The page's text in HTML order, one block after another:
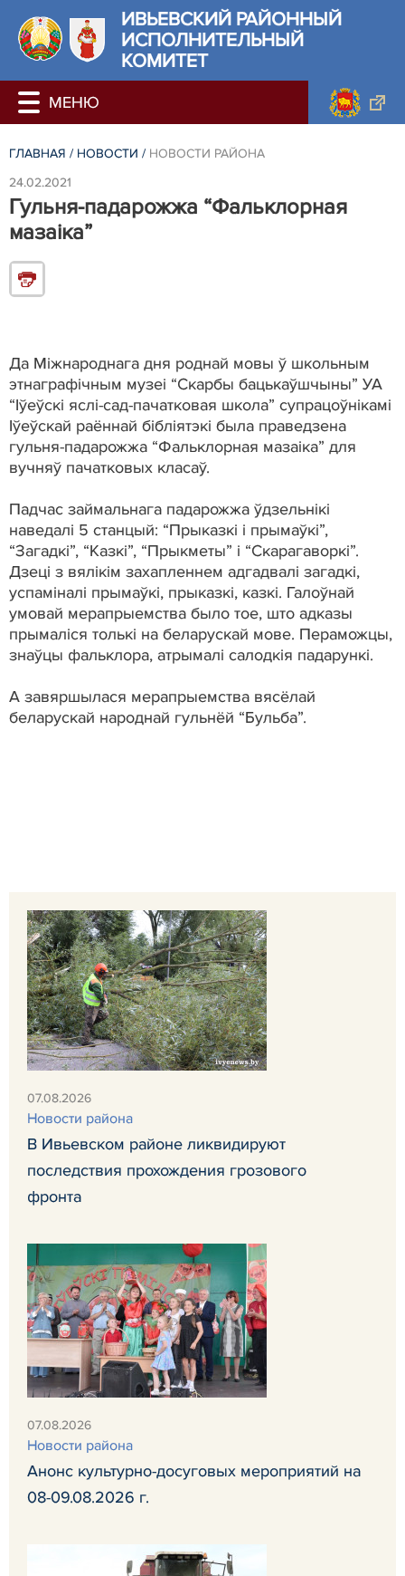
ИВЬЕВСКИЙ РАЙОННЫЙ
ИСПОЛНИТЕЛЬНЫЙ
КОМИТЕТ
ГЛАВНАЯ / НОВОСТИ / НОВОСТИ РАЙОНА
24.02.2021
Гульня-падарожжа “Фальклорная
мазаіка”
Да Міжнароднага дня роднай мовы ў школьным
этнаграфічным музеі “Скарбы бацькаўшчыны” УА
“Іўеўскі яслі-сад-пачатковая школа” супрацоўнікамі
Іўеўскай раённай бібліятэкі была праведзена
гульня-падарожжа “Фальклорная мазаіка” для
вучняў пачатковых класаў.
Падчас займальнага падарожжа ўдзельнікі
наведалі 5 станцый: “Прыказкі і прымаўкі”,
“Загадкі”, “Казкі”, “Прыкметы” і “Скарагаворкі”.
Дзеці з вялікім захапленнем адгадвалі загадкі,
успаміналі прымаўкі, прыказкі, казкі. Галоўнай
умовай мерапрыемства было тое, што адказы
прымаліся толькі на беларускай мове. Пераможцы,
знаўцы фальклора, атрымалі салодкія падарункі.
А завяршылася мерапрыемства вясёлай
беларускай народнай гульнёй “Бульба”.
07.08.2026
Новости района
В Ивьевском районе ликвидируют
последствия прохождения грозового
фронта
07.08.2026
Новости района
Анонс культурно-досуговых мероприятий на
08-09.08.2026 г.